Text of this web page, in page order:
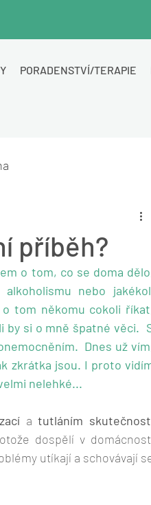
PORADENSTVÍ/TERAPIE
příběh?
o tom, co se doma
nebo
tom někomu cokoli
by si o mně špatné věci.
Dnes už
zkrátka jsou. I proto
nelehké...
a tutláním
dospělí v
utíkají a schovávají